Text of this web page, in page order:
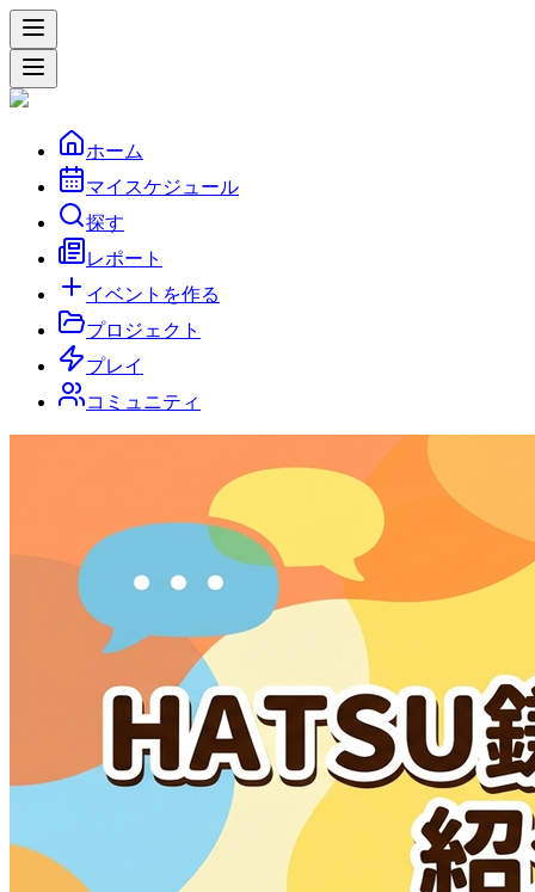
ホーム
マイスケジュール
探す
レポート
イベントを作る
プロジェクト
プレイ
コミュニティ